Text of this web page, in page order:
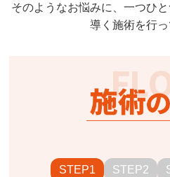
そのようなお悩みに、一つひ
導く施術を行っ
STEP1 STEP2